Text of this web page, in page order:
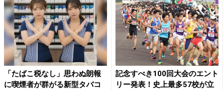
「たばこ税なし」思わぬ朗報
に喫煙者が群がる新型タバコ
記念すべき100回大会のエント
リー発表！史上最多57校が立